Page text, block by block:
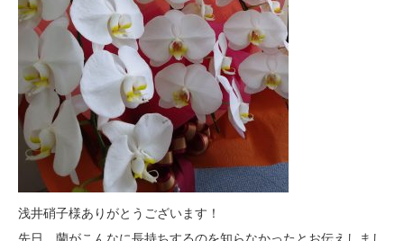
浅井硝子様ありがとうございます！